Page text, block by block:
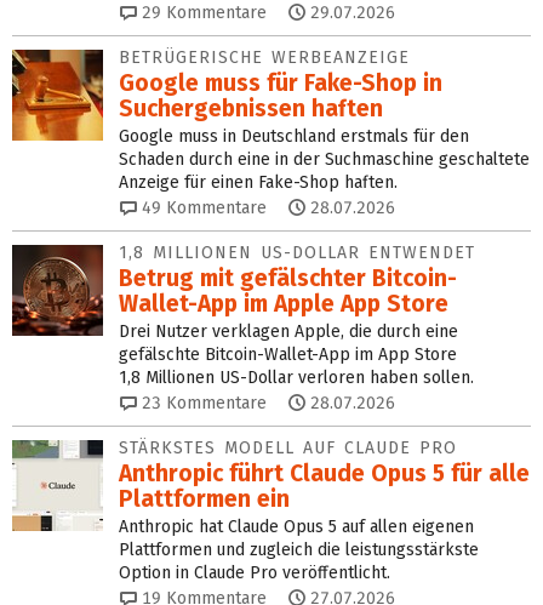
29 Kommentare 29.07.2026
BETRÜGERISCHE WERBEANZEIGE
Google muss für Fake-Shop in
Suchergebnissen haften
Google muss in Deutschland erstmals für den
Schaden durch eine in der Suchmaschine geschaltete
Anzeige für einen Fake-Shop haften.
49 Kommentare 28.07.2026
1,8 MILLIONEN US-DOLLAR ENTWENDET
Betrug mit gefälschter Bit­coin-
Wallet-App im Apple App Store
Drei Nutzer verklagen Apple, die durch eine
gefälschte Bitcoin-Wallet-App im App Store
1,8 Millionen US-Dollar verloren haben sollen.
23 Kommentare 28.07.2026
STÄRKSTES MODELL AUF CLAUDE PRO
Anthropic führt Claude Opus 5 für alle
Plattformen ein
Anthropic hat Claude Opus 5 auf allen eigenen
Plattformen und zugleich die leistungsstärkste
Option in Claude Pro veröffentlicht.
19 Kommentare 27.07.2026